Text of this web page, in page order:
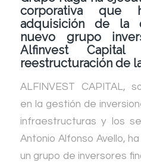
corporativa que
adquisición de la
nuevo grupo
Alfinvest
reestructuración de
ALFINVEST CAPITAL,
en la gestión de
infraestructuras y los
Antonio Alfonso Avello,
un grupo de inversores